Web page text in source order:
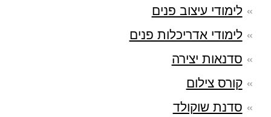
לימודי עיצוב פנים
לימודי אדריכלות פנים
סדנאות יצירה
קורס צילום
סדנת שוקולד